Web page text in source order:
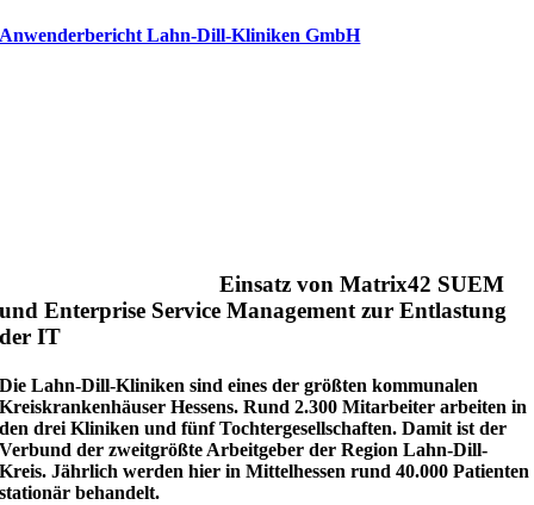
Anwenderbericht Lahn-Dill-Kliniken GmbH
Einsatz von Matrix42 SUEM
und Enterprise Service Management zur Entlastung
der IT
Die Lahn-Dill-Kliniken sind eines der größten kommunalen
Kreiskrankenhäuser Hessens. Rund 2.300 Mitarbeiter arbeiten in
den drei Kliniken und fünf Tochtergesellschaften. Damit ist der
Verbund der zweitgrößte Arbeitgeber der Region Lahn-Dill-
Kreis. Jährlich werden hier in Mittelhessen rund 40.000 Patienten
stationär behandelt.